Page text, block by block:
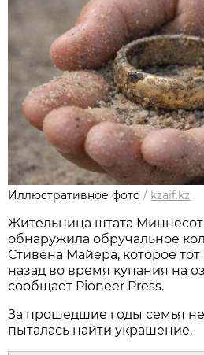
Иллюстративное фото / kzaif.kz
Жительница штата
обнаружила обручальное
Стивена Майера, которое тот
назад во время купания на
сообщает Pioneer Press.
За прошедшие годы семья
пыталась найти украшение.